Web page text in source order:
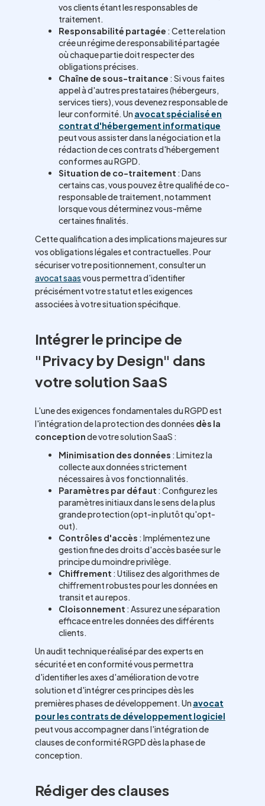
vos clients étant les responsables de
traitement.
Responsabilité partagée : Cette relation
crée un régime de responsabilité partagée
où chaque partie doit respecter des
obligations précises.
Chaîne de sous-traitance : Si vous faites
appel à d'autres prestataires (hébergeurs,
services tiers), vous devenez responsable de
leur conformité. Un avocat spécialisé en
contrat d'hébergement informatique
peut vous assister dans la négociation et la
rédaction de ces contrats d'hébergement
conformes au RGPD.
Situation de co-traitement : Dans
certains cas, vous pouvez être qualifié de co-
responsable de traitement, notamment
lorsque vous déterminez vous-même
certaines finalités.
Cette qualification a des implications majeures sur
vos obligations légales et contractuelles. Pour
sécuriser votre positionnement, consulter un
avocat saasvous permettra d'identifier
précisément votre statut et les exigences
associées à votre situation spécifique.
Intégrer le principe de
"Privacy by Design" dans
votre solution SaaS
L'une des exigences fondamentales du RGPD est
l'intégration de la protection des données dès la
conceptionde votre solution SaaS :
Minimisation des données : Limitez la
collecte aux données strictement
nécessaires à vos fonctionnalités.
Paramètres par défaut : Configurez les
paramètres initiaux dans le sens de la plus
grande protection (opt-in plutôt qu'opt-
out).
Contrôles d'accès : Implémentez une
gestion fine des droits d'accès basée sur le
principe du moindre privilège.
Chiffrement : Utilisez des algorithmes de
chiffrement robustes pour les données en
transit et au repos.
Cloisonnement : Assurez une séparation
efficace entre les données des différents
clients.
Un audit technique réalisé par des experts en
sécurité et en conformité vous permettra
d'identifier les axes d'amélioration de votre
solution et d'intégrer ces principes dès les
premières phases de développement. Un avocat
pour les contrats de développement logiciel
peut vous accompagner dans l'intégration de
clauses de conformité RGPD dès la phase de
conception.
Rédiger des clauses